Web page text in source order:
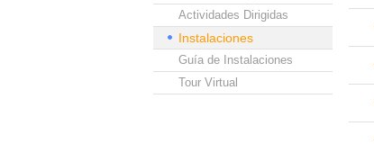
Actividades Dirigidas
Instalaciones
Guía de Instalaciones
Tour Virtual